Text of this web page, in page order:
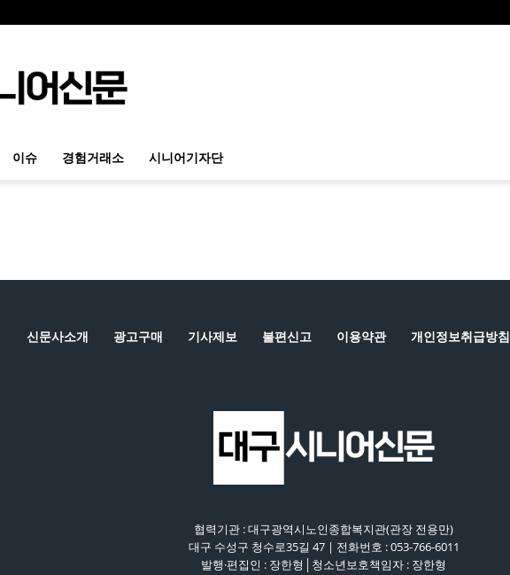
시
이슈 경험거래소 시니어기자단
신문사소개 광고구매 기사제보 불편신고 이용약관 개인정보취급방침
협력기관 : 대구광역시노인종합복지관(관장 전용만)
대구 수성구 청수로35길 47 | 전화번호 : 053-766-6011
발행·편집인 : 장한형│청소년보호책임자 : 장한형